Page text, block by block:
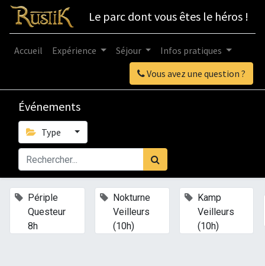
Le parc dont vous êtes le héros !
Vous avez une question ?
Accueil Expérience Séjour Infos pratiques
Événements
Type
Périple
Questeur
8h
Nokturne
Veilleurs
(10h)
Kamp
Veilleurs
(10h)